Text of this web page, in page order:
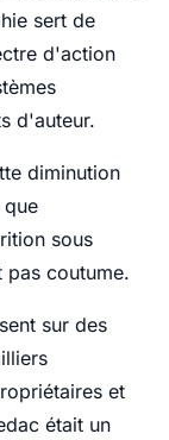
sert de
d'action
d'auteur.
diminution
sous
coutume.
sur des
et
était un